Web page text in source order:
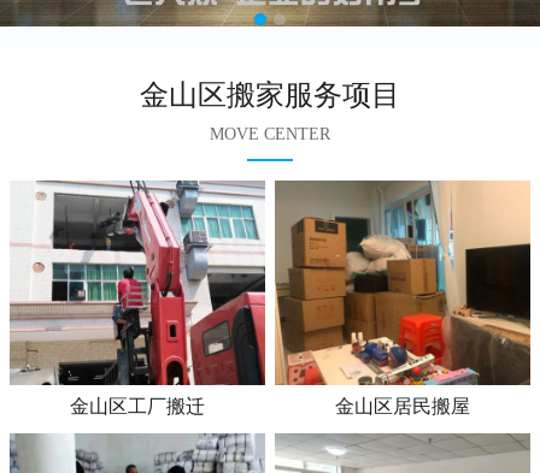
金山区搬家服务项目
MOVE CENTER
金山区工厂搬迁 金山区居民搬屋